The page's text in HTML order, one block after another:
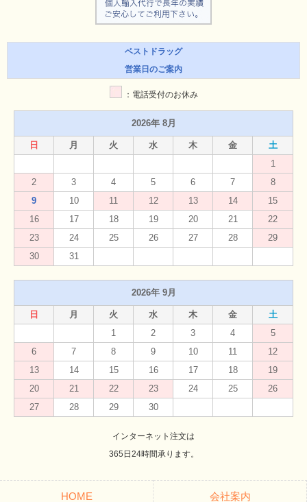
ベストドラッグ
営業日のご案内
：電話受付のお休み
2026年 8月
日 月 火 水 木 金
土
1
2
3 4 5 6 7
8
9
10 11 12 13 14
15
16
17 18 19 20 21
22
23
24 25 26 27 28
29
30
31
2026年 9月
日 月 火 水 木 金
土
1
2 3 4
5
6
7 8 9 10 11
12
13
14 15 16 17 18
19
20
21 22 23 24 25
26
27
28 29 30
インターネット注文は
365日24時間承ります。
HOME 会社案内